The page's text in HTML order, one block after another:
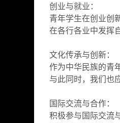
创业与就业：
青年学生在创业创
在各行各业中发挥
文化传承与创新：
作为中华民族的青
与此同时，我们也
国际交流与合作：
积极参与国际交流